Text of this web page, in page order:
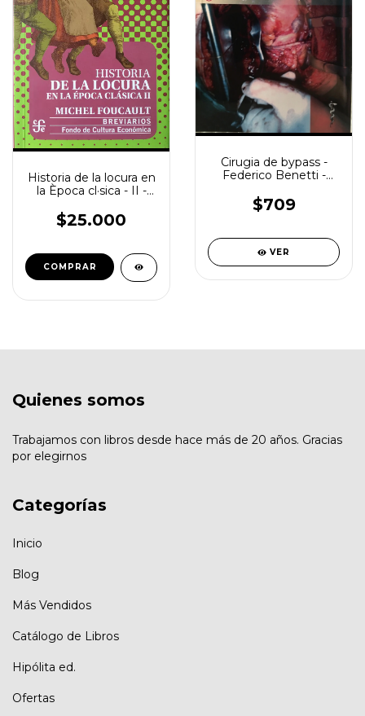
Historia de la locura en
la Època cl·sica - II -
$25.000
Cirugia de bypass -
Federico Benetti -
$709
VER
Quienes somos
Trabajamos con libros desde hace más de 20 años. Gracias
por elegirnos
Categorías
Inicio
Blog
Más Vendidos
Catálogo de Libros
Hipólita ed.
Ofertas